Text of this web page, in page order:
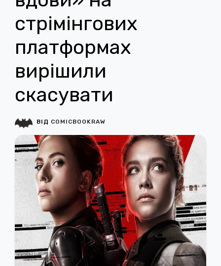
стрімінгових
платформах
вирішили
скасувати
ВІД COMICBOOKRAW